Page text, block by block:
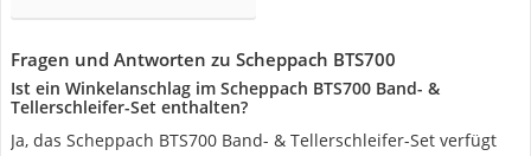
Fragen und Antworten zu Scheppach BTS700
Ist ein Winkelanschlag im Scheppach BTS700 Band- &
Tellerschleifer-Set enthalten?
Ja, das Scheppach BTS700 Band- & Tellerschleifer-Set verfügt